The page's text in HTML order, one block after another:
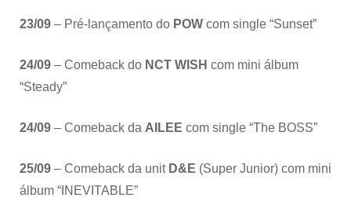
23/09 – Pré-lançamento do POW com single “Sunset”
24/09 – Comeback do NCT WISH com mini álbum
“Steady”
24/09 – Comeback da AILEE com single “The BOSS”
25/09 – Comeback da unit D&E (Super Junior) com mini
álbum “INEVITABLE”